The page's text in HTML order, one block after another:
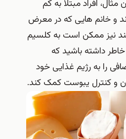
افراد مبتلا به کم
و خانم هایی که در معرض
نیز ممکن است به کلسیم
خاطر داشته باشید که
را به رژیم غذایی خود
و کنترل یبوست کمک کند.